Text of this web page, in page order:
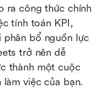
ra công thức chính
tính toán KPI,
phân bổ nguồn lực
trở nên dễ
thành một cuộc
việc của bạn.